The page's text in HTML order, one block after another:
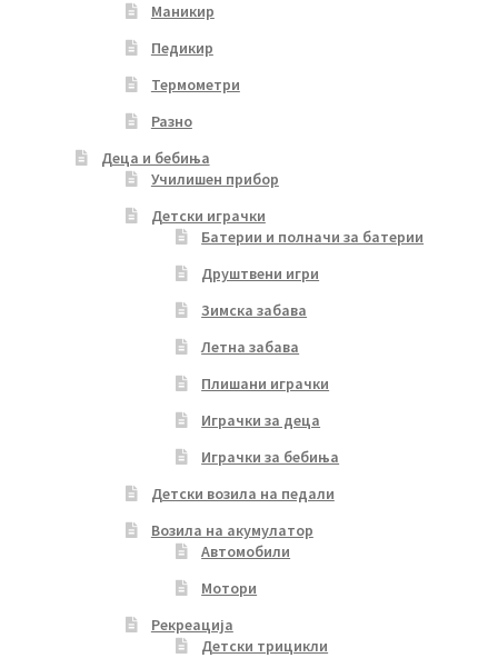
Маникир
Педикир
Термометри
Разно
Деца и бебиња
Училишен прибор
Детски играчки
Батерии и полначи за батерии
Друштвени игри
Зимска забава
Летна забава
Плишани играчки
Играчки за деца
Играчки за бебиња
Детски возила на педали
Возила на акумулатор
Автомобили
Мотори
Рекреација
Детски трицикли